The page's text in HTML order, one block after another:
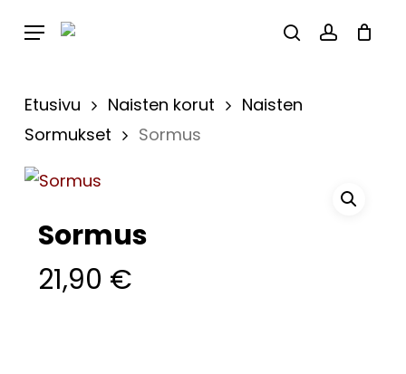
content
Menu Close
Etusivu Naisten korut
Naisten
Sormukset
Sormus
Sormus
21,90 €